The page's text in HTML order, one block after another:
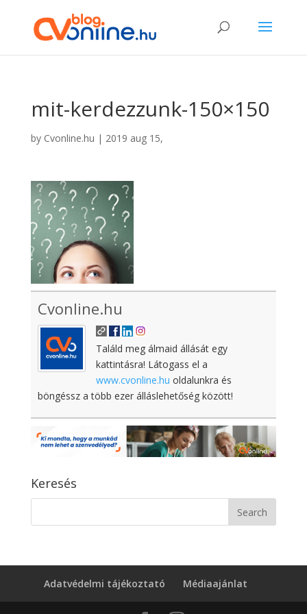
mit-kerdezzunk-150×150
by Cvonline.hu | 2019 aug 15,
Cvonline.hu
Találd meg álmaid állását egy
kattintásra! Látogass el a
www.cvonline.hu oldalunkra és
böngéssz a több ezer álláslehetőség között!
Keresés
Adatvédelmi tájékoztató Médiaajánlat